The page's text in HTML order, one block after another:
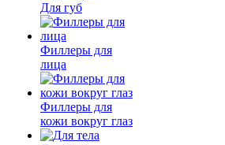
Для губ
Филлеры для
лица
Филлеры для
кожи вокруг глаз